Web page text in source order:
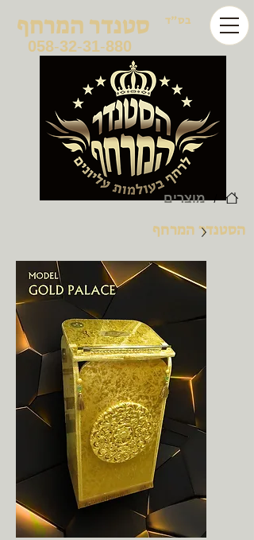
סטנדר המרחף
058-32-31-880
/ מוצרים
בס"ד
הסטנדר המרחף